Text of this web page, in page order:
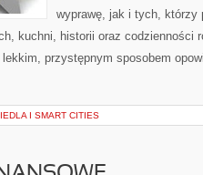
wyprawę, jak i tych, którzy
kuchni, historii oraz codzienności
przystępnym sposobem
I SMART CITIES